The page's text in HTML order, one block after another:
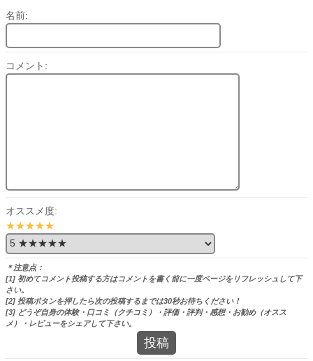
名前:
コメント:
オススメ度:
★★★★★
＊注意点：
[1] 初めてコメント投稿する方はコメントを書く前に一度ページをリフレッシュして下
さい。
[2] 投稿ボタンを押したら次の投稿するまでは30秒お待ちください！
[3] どうぞ自身の体験・口コミ（クチコミ）・評価・評判・感想・お勧め（オスス
メ）・レビューをシェアして下さい。
投稿